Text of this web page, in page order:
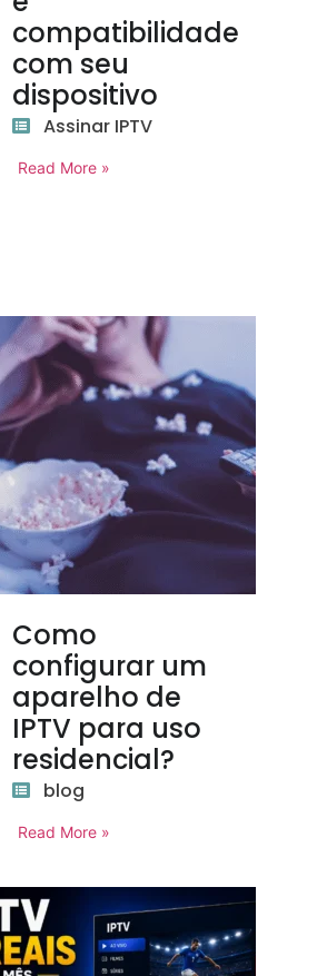
compatibilidade
com seu
dispositivo
Assinar IPTV
Read More »
Como
configurar um
aparelho de
IPTV para uso
residencial?
blog
Read More »